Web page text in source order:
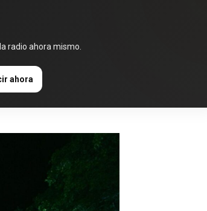
radio ahora mismo.
ahora